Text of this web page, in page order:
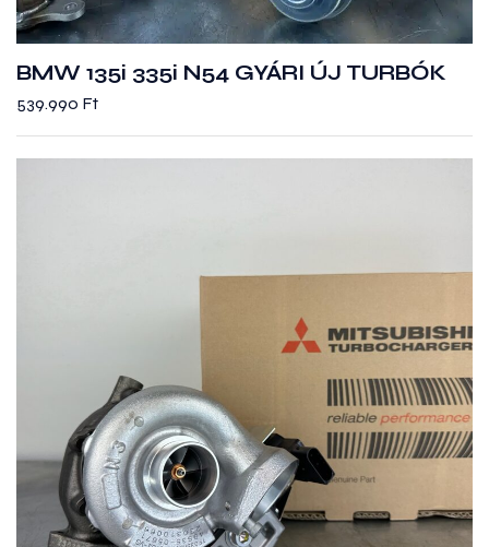
BMW 135i 335i N54 GYÁRI ÚJ TURBÓK
539.990 Ft